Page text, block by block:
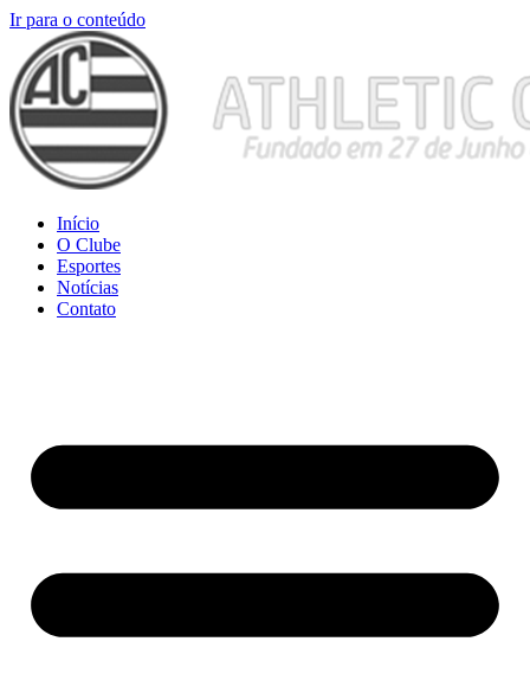
Ir para o conteúdo
Início
O Clube
Esportes
Notícias
Contato